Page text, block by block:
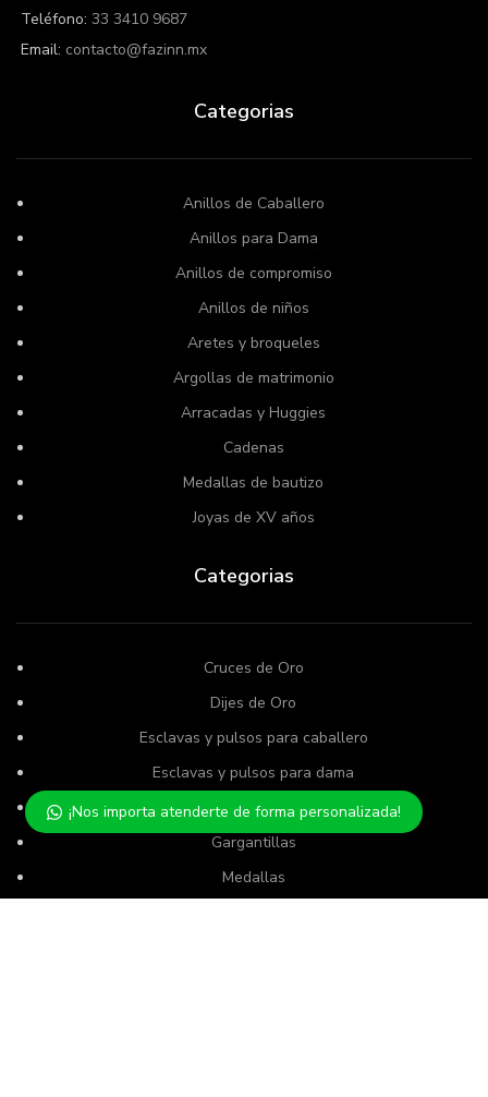
Teléfono: 33 3410 9687
Email: contacto@fazinn.mx
Categorias
Anillos de Caballero
Anillos para Dama
Anillos de compromiso
Anillos de niños
Aretes y broqueles
Argollas de matrimonio
Arracadas y Huggies
Cadenas
Medallas de bautizo
Joyas de XV años
Categorias
Cruces de Oro
Dijes de Oro
Esclavas y pulsos para caballero
Esclavas y pulsos para dama
Esclavas y pulsos de niño
Gargantillas
Medallas
¡Nos importa atenderte de forma personalizada!